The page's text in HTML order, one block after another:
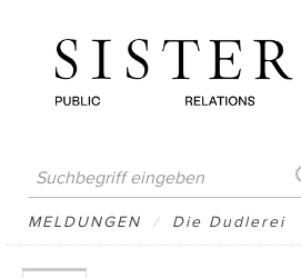
MELDUNGEN
AUSTRIAN PRESS DAY
MELDUNGEN / Die Dudlerei